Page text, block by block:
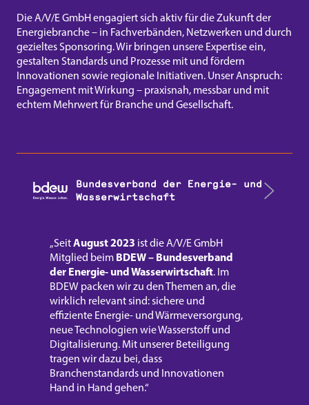
Die A/V/E GmbH engagiert sich aktiv für die Zukunft der
Energiebranche – in Fachverbänden, Netzwerken und durch
gezieltes Sponsoring. Wir bringen unsere Expertise ein,
gestalten Standards und Prozesse mit und fördern
Innovationen sowie regionale Initiativen. Unser Anspruch:
Engagement mit Wirkung – praxisnah, messbar und mit
echtem Mehrwert für Branche und Gesellschaft.
Bundesverband der Energie- und
Wasserwirtschaft
„SeitAugust 2023 ist die A/V/E GmbH
Mitglied beim BDEW – Bundesverband
der Energie- und Wasserwirtschaft. Im
BDEW packen wir zu den Themen an, die
wirklich relevant sind: sichere und
effiziente Energie- und Wärmeversorgung,
neue Technologien wie Wasserstoff und
Digitalisierung. Mit unserer Beteiligung
tragen wir dazu bei, dass
Branchenstandards und Innovationen
Hand in Hand gehen.“